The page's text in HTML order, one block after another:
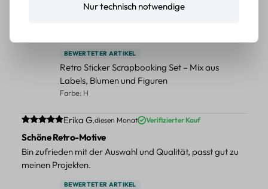
BEWERTETER ARTIKEL
Retro Sticker Scrapbooking Set – Mix aus
Labels, Blumen und Figuren
Farbe: H
Durchschnittliche Bewertung von 5 von 5 Sternen
Erika G.diesen Monat Verifizierter Kauf
Schöne Retro-Motive
Bin zufrieden mit der Auswahl und Qualität, passt gut zu
meinen Projekten.
BEWERTETER ARTIKEL
Nur technisch notwendige